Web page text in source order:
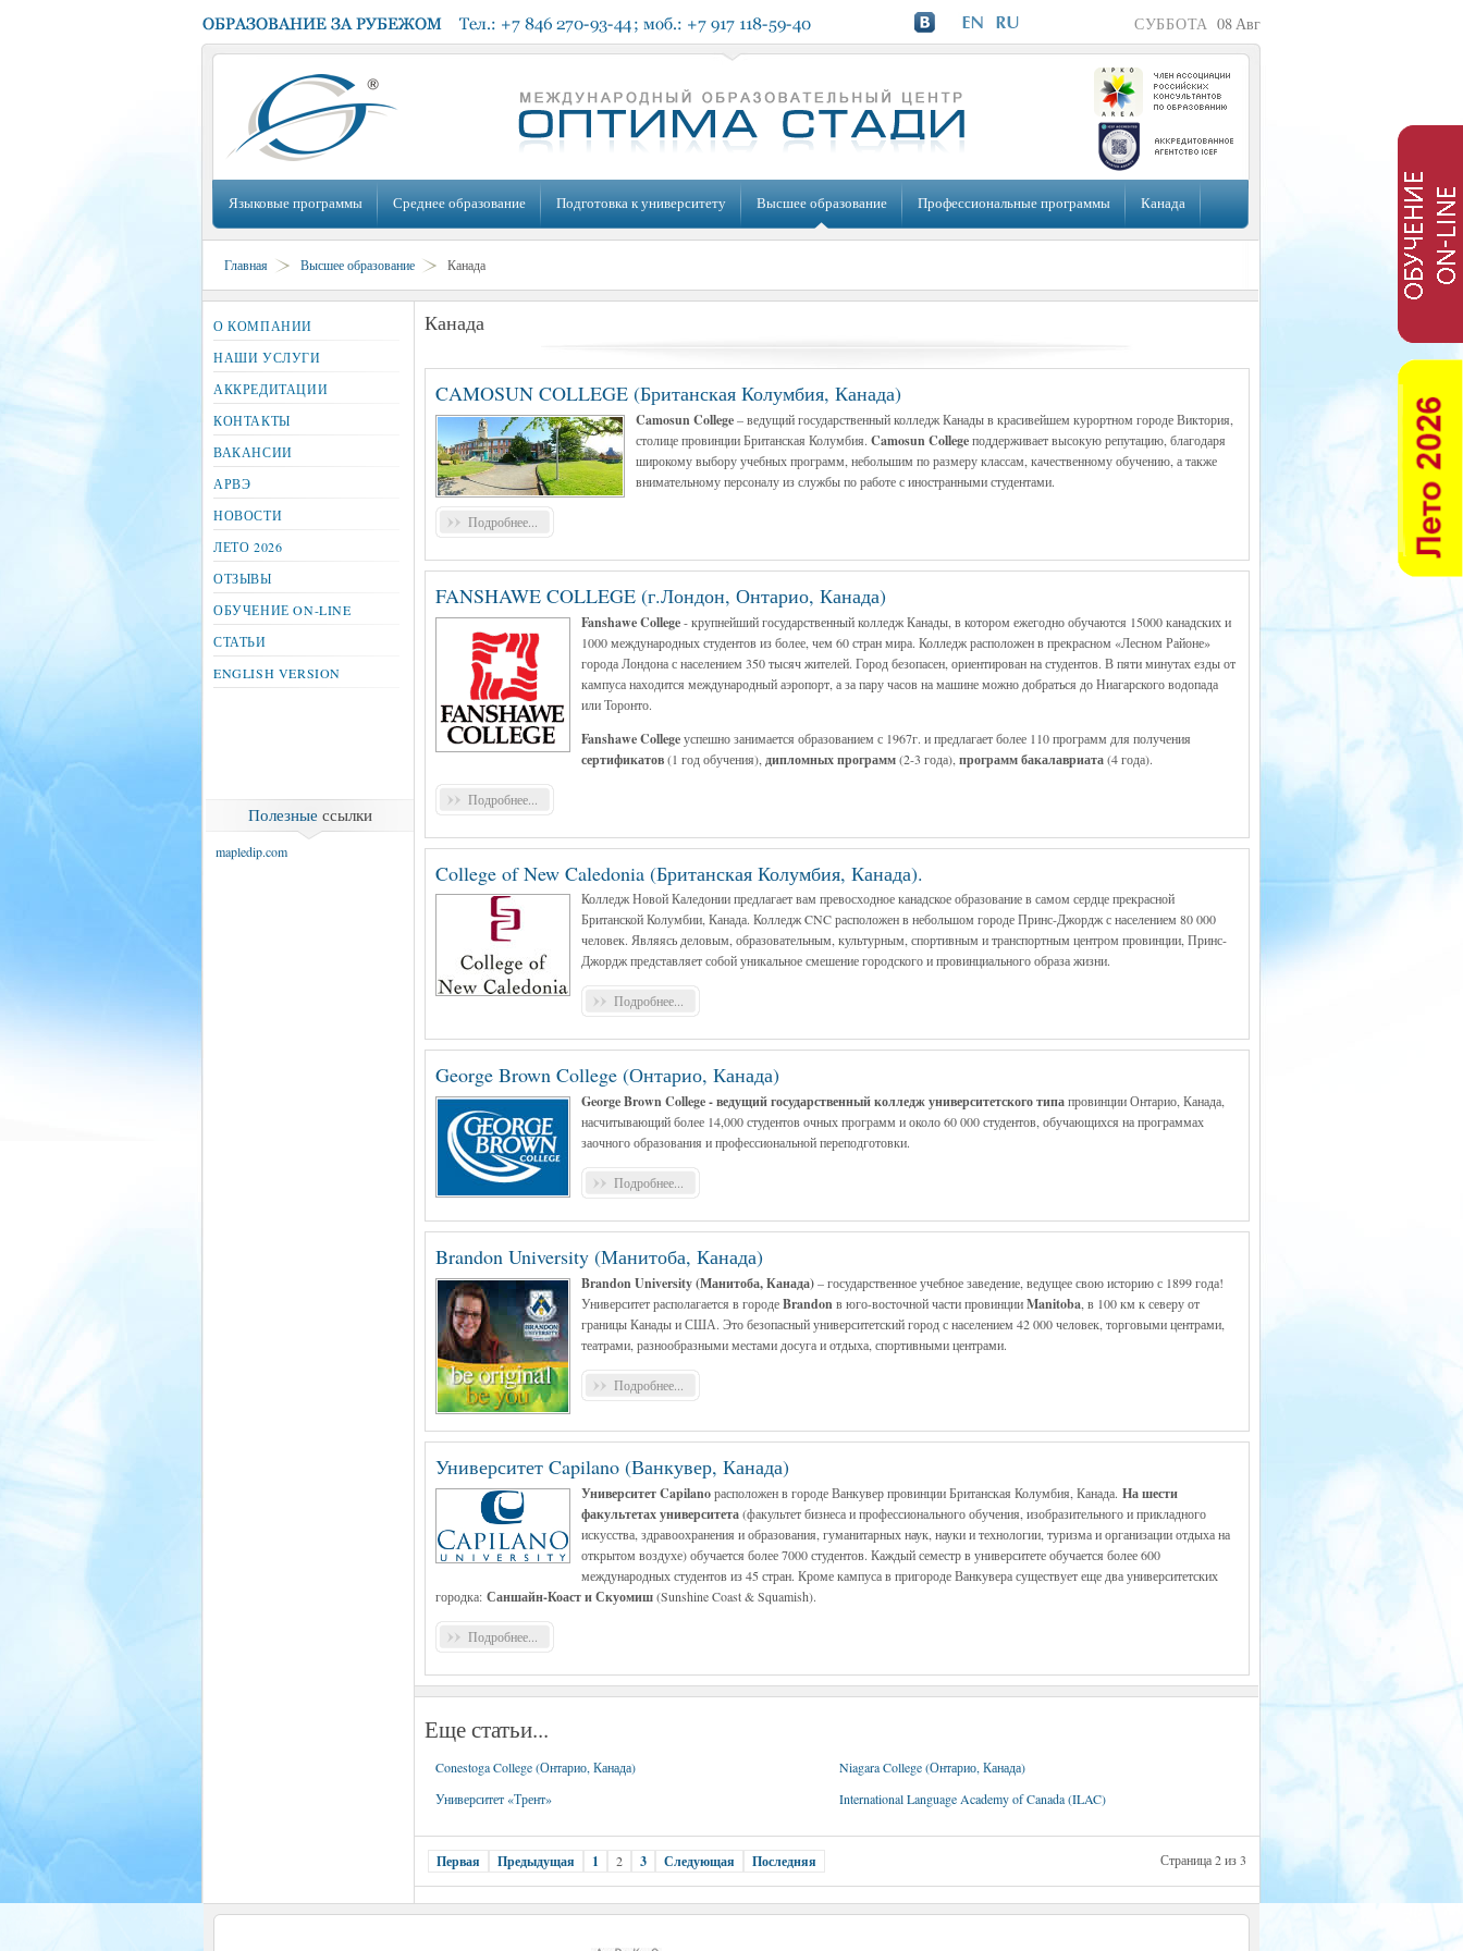
СУББОТА 08Авг
Языковые программы Среднее образование Подготовка к университету Высшее образование Профессиональные программы Канада
Главная Высшее образование Канада
Канада
CAMOSUN COLLEGE (Британская Колумбия, Канада)
Camosun College– ведущий государственный колледж Канады в красивейшем курортном городе Виктория,
столице провинции Британская Колумбия. Camosun Collegeподдерживает высокую репутацию, благодаря
широкому выбору учебных программ, небольшим по размеру классам, качественному обучению, а также
внимательному персоналу из службы по работе с иностранными студентами.
Подробнее...
FANSHAWE COLLEGE (г.Лондон, Онтарио, Канада)
Fanshawe College- крупнейший государственный колледж Канады, в котором ежегодно обучаются 15000 канадских и
1000 международных студентов из более, чем 60 стран мира. Колледж расположен в прекрасном «Лесном Районе»
города Лондона с населением 350 тысяч жителей. Город безопасен, ориентирован на студентов. В пяти минутах езды от
кампуса находится международный аэропорт, а за пару часов на машине можно добраться до Ниагарского водопада
или Торонто.
Fanshawe Collegeуспешно занимается образованием с 1967г. и предлагает более 110 программ для получения
сертификатов(1 год обучения), дипломных программ(2-3 года), программ бакалавриата(4 года).
Подробнее...
College of New Caledonia (Британская Колумбия, Канада).
Колледж Новой Каледонии предлагает вам превосходное канадское образование в самом сердце прекрасной
Британской Колумбии, Канада. Колледж CNC расположен в небольшом городе Принс-Джордж с населением 80 000
человек. Являясь деловым, образовательным, культурным, спортивным и транспортным центром провинции, Принс-
Джордж представляет собой уникальное смешение городского и провинциального образа жизни.
Подробнее...
George Brown College (Онтарио, Канада)
George Brown College - ведущий государственный колледж университетского типапровинции Онтарио, Канада,
насчитывающий более 14,000 студентов очных программ и около 60 000 студентов, обучающихся на программах
заочного образования и профессиональной переподготовки.
Подробнее...
Brandon University (Манитоба, Канада)
Brandon University (Манитоба, Канада)– государственное учебное заведение, ведущее свою историю с 1899 года!
Университет располагается в городеBrandonв юго-восточной части провинцииManitoba , в 100 км к северу от
границы Канады и США. Это безопасный университетский город с населением 42 000 человек, торговыми центрами,
театрами, разнообразными местами досуга и отдыха, спортивными центрами.
Подробнее...
Университет Capilano (Ванкувер, Канада)
Университет Capilanoрасположен в городе Ванкувер провинции Британская Колумбия, Канада. На шести
факультетах университета(факультет бизнеса и профессионального обучения, изобразительного и прикладного
искусства, здравоохранения и образования, гуманитарных наук, науки и технологии, туризма и организации отдыха на
открытом воздухе) обучается более 7000 студентов. Каждый семестр в университете обучается более 600
международных студентов из 45 стран. Кроме кампуса в пригороде Ванкувера существует еще два университетских
городка: Саншайн-Коаст и Скуомиш(Sunshine Coast & Squamish).
Подробнее...
Еще статьи...
Conestoga College (Онтарио, Канада)
Niagara College (Онтарио, Канада)
Университет «Трент»
International Language Academy of Canada (ILAC)
Страница 2 из 3
Первая Предыдущая 1 2 3 Следующая Последняя
О КОМПАНИИ
НАШИ УСЛУГИ
АККРЕДИТАЦИИ
КОНТАКТЫ
ВАКАНСИИ
АРВЭ
НОВОСТИ
ЛЕТО 2026
ОТЗЫВЫ
ОБУЧЕНИЕ ON-LINE
СТАТЬИ
ENGLISH VERSION
Полезные ссылки
mapledip.com